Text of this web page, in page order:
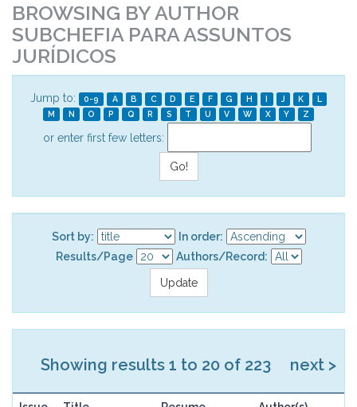
BROWSING BY AUTHOR
SUBCHEFIA PARA ASSUNTOS
JURÍDICOS
Jump to: 0-9 A B C D E F G H I J K
L
M
N O P Q R S T U V W X Y Z
or enter first few letters:
Sort by:
In order:
Results/Page
Authors/Record:
Showing results 1 to 20 of 223 next >